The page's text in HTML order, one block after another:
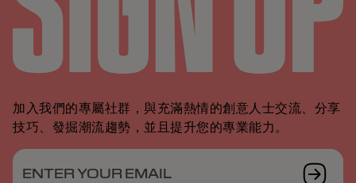
加入我們的專屬社群，與充滿熱情的創意人士交流、分享
技巧、發掘潮流趨勢，並且提升您的專業能力。
ENTER YOUR EMAIL